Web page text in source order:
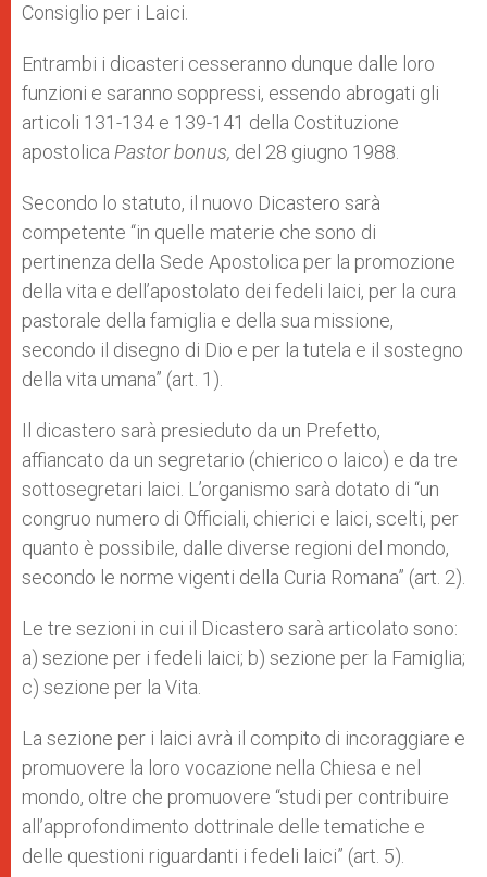
Consiglio per i Laici.
Entrambi i dicasteri cesseranno dunque dalle loro
funzioni e saranno soppressi, essendo abrogati gli
articoli 131-134 e 139-141 della Costituzione
apostolica Pastor bonus, del 28 giugno 1988.
Secondo lo statuto, il nuovo Dicastero sarà
competente “in quelle materie che sono di
pertinenza della Sede Apostolica per la promozione
della vita e dell’apostolato dei fedeli laici, per la cura
pastorale della famiglia e della sua missione,
secondo il disegno di Dio e per la tutela e il sostegno
della vita umana” (art. 1).
Il dicastero sarà presieduto da un Prefetto,
affiancato da un segretario (chierico o laico) e da tre
sottosegretari laici. L’organismo sarà dotato di “un
congruo numero di Officiali, chierici e laici, scelti, per
quanto è possibile, dalle diverse regioni del mondo,
secondo le norme vigenti della Curia Romana” (art. 2).
Le tre sezioni in cui il Dicastero sarà articolato sono:
a) sezione per i fedeli laici; b) sezione per la Famiglia;
c) sezione per la Vita.
La sezione per i laici avrà il compito di incoraggiare e
promuovere la loro vocazione nella Chiesa e nel
mondo, oltre che promuovere “studi per contribuire
all’approfondimento dottrinale delle tematiche e
delle questioni riguardanti i fedeli laici” (art. 5).